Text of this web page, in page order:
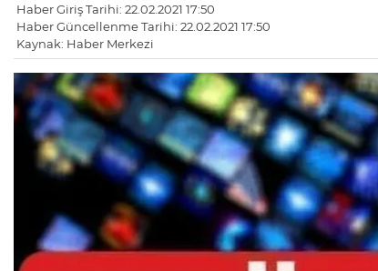
Haber Giriş Tarihi: 22.02.2021 17:50
Haber Güncellenme Tarihi: 22.02.2021 17:50
Kaynak: Haber Merkezi